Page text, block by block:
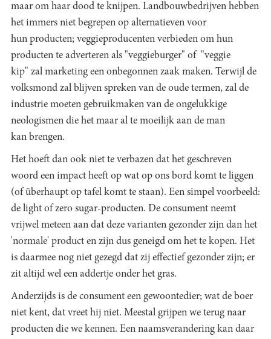
maar om haar dood te knijpen. Landbouwbedrijven hebben
het immers niet begrepen op alternatieven voor
hun producten; veggieproducenten verbieden om hun
producten te adverteren als "veggieburger" of "veggie
kip" zal marketing een onbegonnen zaak maken. Terwijl de
volksmond zal blijven spreken van de oude termen, zal de
industrie moeten gebruikmaken van de ongelukkige
neologismen die het maar al te moeilijk aan de man
kan brengen.
Het hoeft dan ook niet te verbazen dat het geschreven
woord een impact heeft op wat op ons bord komt te liggen
(of überhaupt op tafel komt te staan). Een simpel voorbeeld:
de light of zero sugar-producten. De consument neemt
vrijwel meteen aan dat deze varianten gezonder zijn dan het
'normale' product en zijn dus geneigd om het te kopen. Het
is daarmee nog niet gezegd dat zij effectief gezonder zijn; er
zit altijd wel een addertje onder het gras.
Anderzijds is de consument een gewoontedier; wat de boer
niet kent, dat vreet hij niet. Meestal grijpen we terug naar
producten die we kennen. Een naamsverandering kan daar